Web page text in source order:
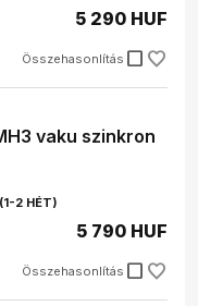
Összehasonlítás check_box_outline_blank
5 290 HUF
vaku szinkron
2 HÉT)
Összehasonlítás check_box_outline_blank
5 790 HUF